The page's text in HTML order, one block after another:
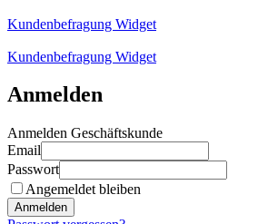
Kundenbefragung Widget
Kundenbefragung Widget
Anmelden
Anmelden Geschäftskunde
Email
Passwort
Angemeldet bleiben
Anmelden